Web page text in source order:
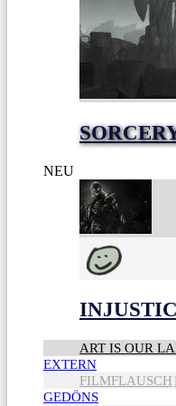
NEU
ART IS OUR
EXTERN
FILMFLAUSCH
GEDÖNS